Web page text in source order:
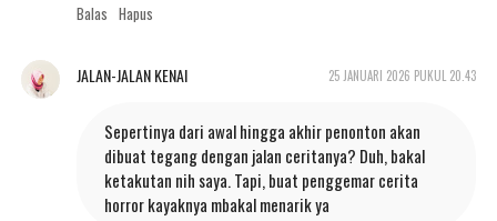
Balas Hapus
JALAN-JALAN KENAI 25 JANUARI 2026 PUKUL 20.43
Sepertinya dari awal hingga akhir penonton akan
dibuat tegang dengan jalan ceritanya? Duh, bakal
ketakutan nih saya. Tapi, buat penggemar cerita
horror kayaknya mbakal menarik ya